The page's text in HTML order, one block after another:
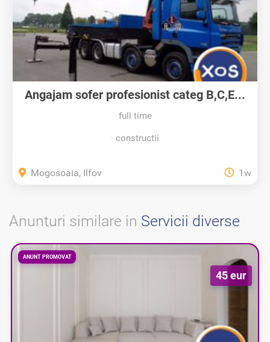
Angajam sofer profesionist categ B,C,E...
full time
constructii
Mogosoaia, Ilfov 1w
Anunturi similare in Servicii diverse
ANUNT PROMOVAT
45 eur